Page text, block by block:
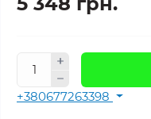
+380677263398